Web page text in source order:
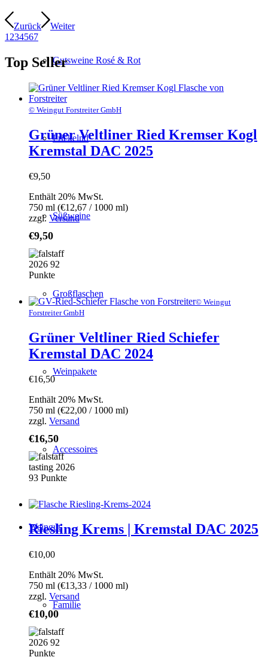
Gutsweine Rosé & Rot
Prickelnd
Süßweine
Großflaschen
Weinpakete
Accessoires
Weingut
Familie
Zurück
Weiter
1 234567
Top Seller
© Weingut Forstreiter GmbH
Grüner Veltliner Ried Kremser Kogl
Kremstal DAC 2025
€9,50
Enthält 20% MwSt.
750 ml (€12,67 / 1000 ml)
zzgl. Versand
€9,50
© Weingut
Forstreiter GmbH
Grüner Veltliner Ried Schiefer
Kremstal DAC 2024
€16,50
Enthält 20% MwSt.
750 ml (€22,00 / 1000 ml)
zzgl. Versand
€16,50
Riesling Krems | Kremstal DAC 2025
€10,00
Enthält 20% MwSt.
750 ml (€13,33 / 1000 ml)
zzgl. Versand
€10,00